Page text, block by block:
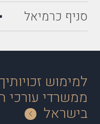
סניף כרמיאל
למימוש
ממשרדי עורכי
בישראל